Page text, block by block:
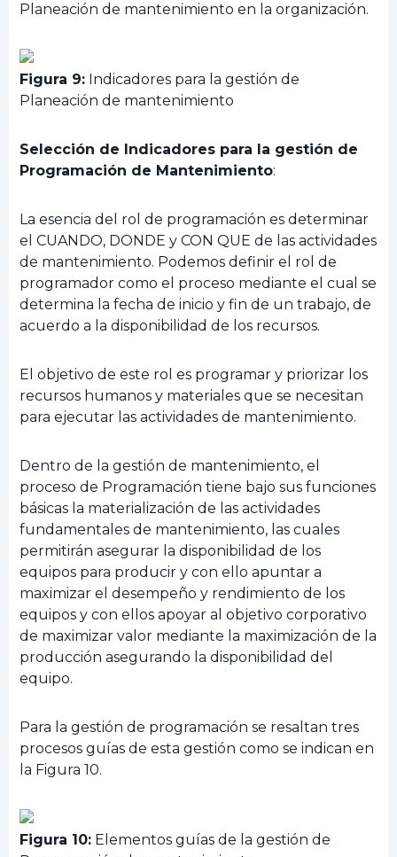
Planeación de mantenimiento en la organización.
Figura 9: Indicadores para la gestión de
Planeación de mantenimiento
Selección de Indicadores para la gestión de
Programación de Mantenimiento:
La esencia del rol de programación es determinar
el CUANDO, DONDE y CON QUE de las actividades
de mantenimiento. Podemos definir el rol de
programador como el proceso mediante el cual se
determina la fecha de inicio y fin de un trabajo, de
acuerdo a la disponibilidad de los recursos.
El objetivo de este rol es programar y priorizar los
recursos humanos y materiales que se necesitan
para ejecutar las actividades de mantenimiento.
Dentro de la gestión de mantenimiento, el
proceso de Programación tiene bajo sus funciones
básicas la materialización de las actividades
fundamentales de mantenimiento, las cuales
permitirán asegurar la disponibilidad de los
equipos para producir y con ello apuntar a
maximizar el desempeño y rendimiento de los
equipos y con ellos apoyar al objetivo corporativo
de maximizar valor mediante la maximización de la
producción asegurando la disponibilidad del
equipo.
Para la gestión de programación se resaltan tres
procesos guías de esta gestión como se indican en
la Figura 10.
Figura 10: Elementos guías de la gestión de